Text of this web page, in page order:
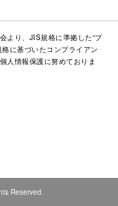
より、JIS規格に準拠した“プ
に基づいたコンプライアン
人情報保護に努めておりま
Reserved.